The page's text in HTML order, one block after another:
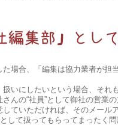
場合、「編集は協力業者が担
いにしたいという場合、それ
んの“社員”として御社の営業
ていただければ、そのメール
して扱ってもらってまったく